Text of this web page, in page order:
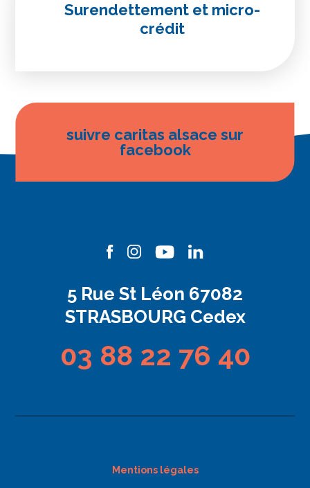
Surendettement et micro-
crédit
suivre caritas alsace sur
facebook
5 Rue St Léon 67082
STRASBOURG Cedex
03 88 22 76 40
Mentions légales